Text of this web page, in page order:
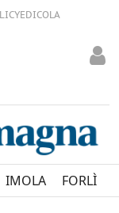
EDICOLA
IMOLA FORLÌ